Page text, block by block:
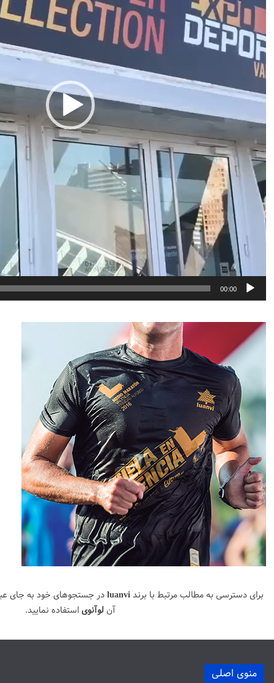
00:00
برای دسترسی به مطالب مرتبط با برندluanviدر جستجوهای خود به جای
آن لوآنویاستفاده نمایید.
منوی اصلی